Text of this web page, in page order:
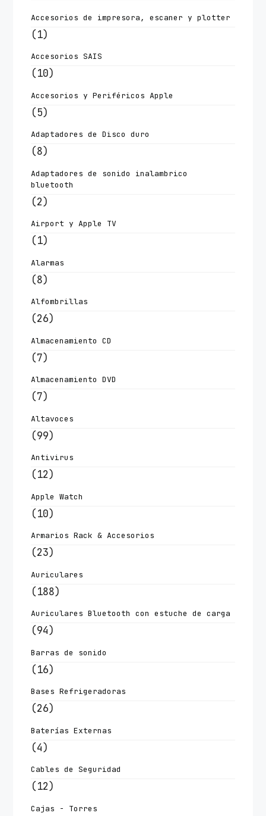
Accesorios de impresora, escaner y plotter
(1)
Accesorios SAIS
(10)
Accesorios y Periféricos Apple
(5)
Adaptadores de Disco duro
(8)
Adaptadores de sonido inalambrico
bluetooth
(2)
Airport y Apple TV
(1)
Alarmas
(8)
Alfombrillas
(26)
Almacenamiento CD
(7)
Almacenamiento DVD
(7)
Altavoces
(99)
Antivirus
(12)
Apple Watch
(10)
Armarios Rack & Accesorios
(23)
Auriculares
(188)
Auriculares Bluetooth con estuche de carga
(94)
Barras de sonido
(16)
Bases Refrigeradoras
(26)
Baterías Externas
(4)
Cables de Seguridad
(12)
Cajas - Torres